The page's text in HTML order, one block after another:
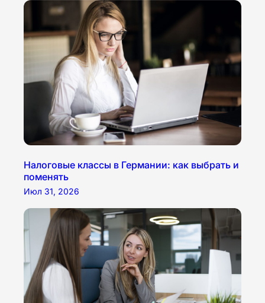
Налоговые классы в Германии: как выбрать и
поменять
Июл 31, 2026